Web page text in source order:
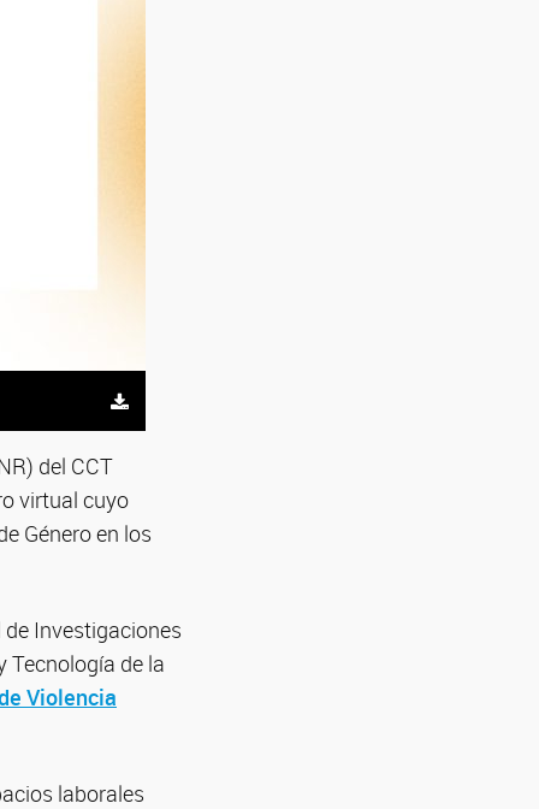
del CCT
virtual cuyo
Género en los
Investigaciones
Tecnología de la
Violencia
laborales